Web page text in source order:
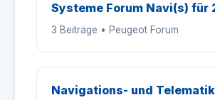
Systeme Forum Navi(s) für
3 Beiträge • Peugeot Forum
Navigations- und